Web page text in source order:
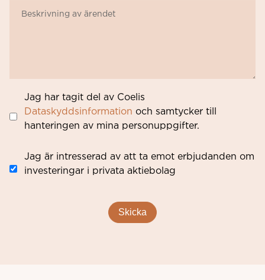
Jag har tagit del av Coelis
Dataskyddsinformation och samtycker till
hanteringen av mina personuppgifter.
Jag är intresserad av att ta emot erbjudanden om
investeringar i privata aktiebolag
Skicka